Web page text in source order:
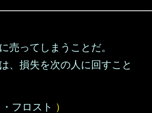
売ってしまうことだ。
、損失を次の人に回すこと
フロスト ）